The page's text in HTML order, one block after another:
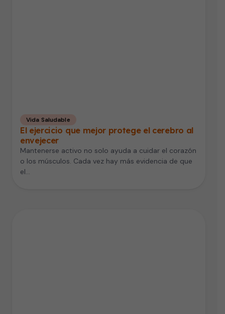
Vida Saludable
El ejercicio que mejor protege el cerebro al
envejecer
Mantenerse activo no solo ayuda a cuidar el corazón
o los músculos. Cada vez hay más evidencia de que
el…